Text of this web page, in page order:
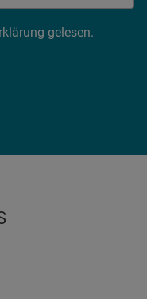
gelesen.